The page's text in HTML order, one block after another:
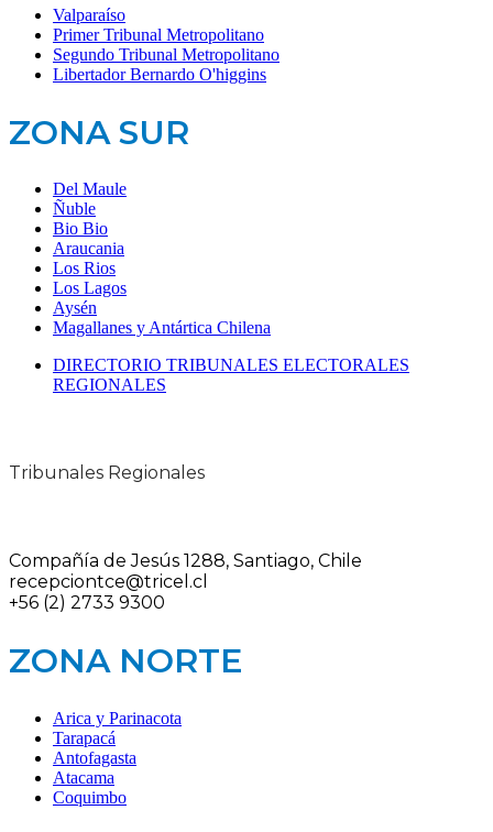
Valparaíso
Primer Tribunal Metropolitano
Segundo Tribunal Metropolitano
Libertador Bernardo O'higgins
ZONA SUR
Del Maule
Ñuble
Bio Bio
Araucania
Los Rios
Los Lagos
Aysén
Magallanes y Antártica Chilena
DIRECTORIO TRIBUNALES ELECTORALES
REGIONALES
Tribunales Regionales
Compañía de Jesús 1288, Santiago, Chile
recepciontce@tricel.cl
+56 (2) 2733 9300
ZONA NORTE
Arica y Parinacota
Tarapacá
Antofagasta
Atacama
Coquimbo